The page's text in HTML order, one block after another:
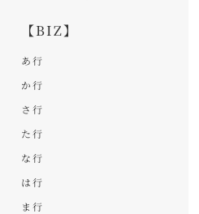
【BIZ】
あ行
か行
さ行
た行
な行
は行
ま行